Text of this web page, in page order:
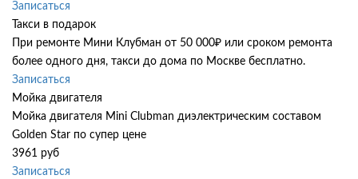
Записаться
Такси в подарок
При ремонте Мини Клубман от 50 000₽ или сроком ремонта
более одного дня, такси до дома по Москве бесплатно.
Записаться
Мойка двигателя
Мойка двигателя Mini Clubman диэлектрическим составом
Golden Star по супер цене
3961 руб
Записаться